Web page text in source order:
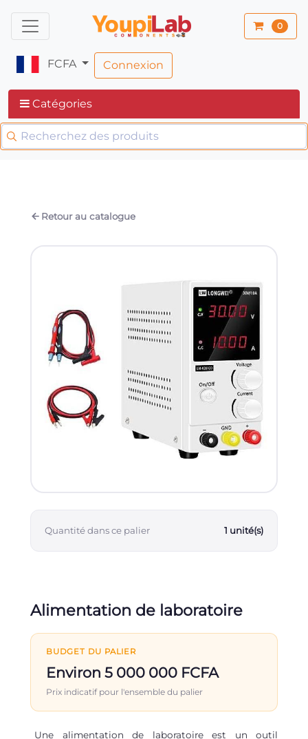
0
FCFA Connexion
Catégories
Retour au catalogue
Quantité dans ce palier 1 unité(s)
Alimentation de laboratoire
BUDGET DU PALIER
Environ 5 000 000 FCFA
Prix indicatif pour l'ensemble du palier
Une alimentation de laboratoire est un outil